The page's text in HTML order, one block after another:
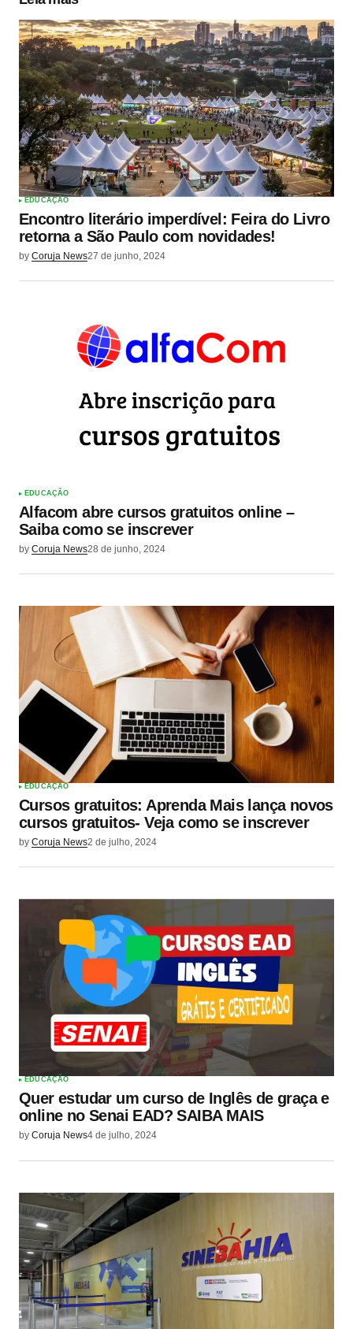
EDUCAÇÃO
Encontro literário imperdível: Feira do Livro
retorna a São Paulo com novidades!
by Coruja News27 de junho, 2024
EDUCAÇÃO
Alfacom abre cursos gratuitos online –
Saiba como se inscrever
by Coruja News28 de junho, 2024
EDUCAÇÃO
Cursos gratuitos: Aprenda Mais lança novos
cursos gratuitos- Veja como se inscrever
by Coruja News2 de julho, 2024
EDUCAÇÃO
Quer estudar um curso de Inglês de graça e
online no Senai EAD? SAIBA MAIS
by Coruja News4 de julho, 2024